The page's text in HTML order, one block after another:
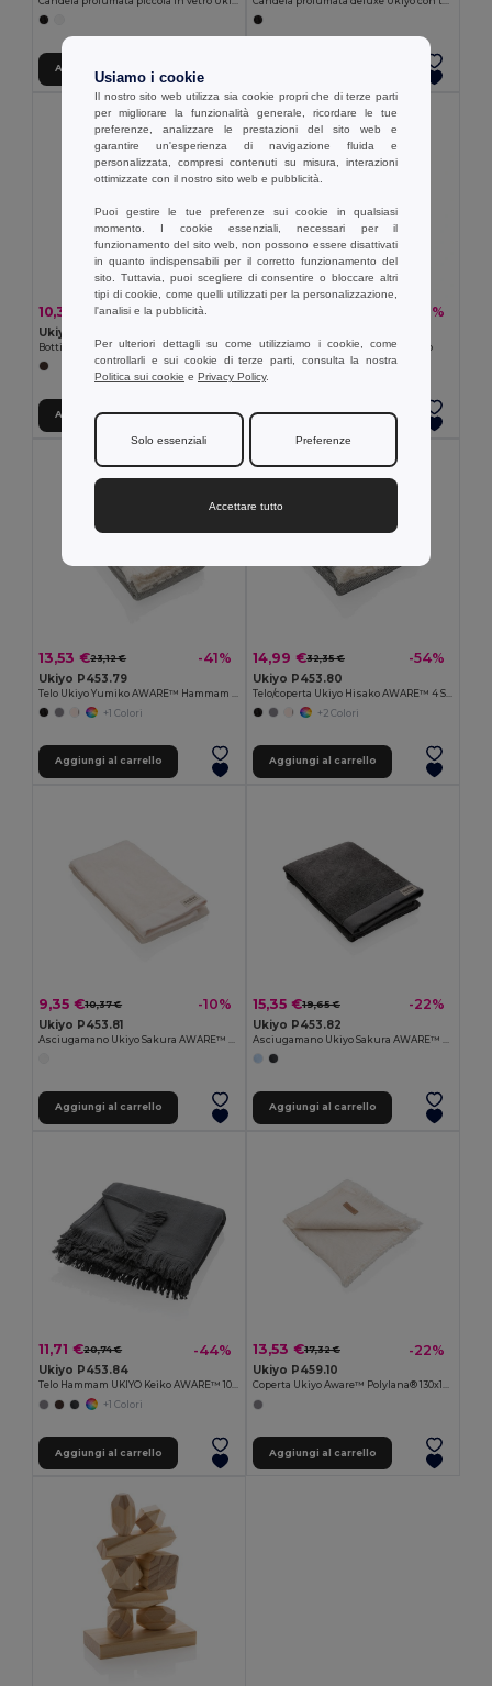
Aggiungi al carrello
10,38 € 11,51 € -10%
Ukiyo P436.72
Bottiglia di monitoraggio dell'idratazione in vetro Ukiyo
Aggiungi al carrello
-10%
Bicchiere Ukiyo in vetro borosilicato
Aggiungi al carrello
13,53 €23,12 € -41%
Ukiyo P453.79
+1 Colori
Aggiungi al carrello
14,99 €32,35 € -54%
Ukiyo P453.80
+2 Colori
Aggiungi al carrello
9,35 €10,37 € -10%
Ukiyo P453.81
Aggiungi al carrello
15,35 €19,65 € -22%
Ukiyo P453.82
Aggiungi al carrello
11,71 €20,74 € -44%
Ukiyo P453.84
Telo Hammam UKIYO Keiko AWARE™ 100x180cm
+1 Colori
Aggiungi al carrello
13,53 €17,32 € -22%
Ukiyo P459.10
Coperta Ukiyo Aware™ Polylana® 130x150cm
Aggiungi al carrello
Usiamo i cookie
Il nostro sito web utilizza sia cookie propri che di terze parti
per migliorare la funzionalità generale, ricordare le tue
preferenze, analizzare le prestazioni del sito web e
garantire un'esperienza di navigazione fluida e
personalizzata, compresi contenuti su misura, interazioni
ottimizzate con il nostro sito web e pubblicità.
Puoi gestire le tue preferenze sui cookie in qualsiasi
momento. I cookie essenziali, necessari per il
funzionamento del sito web, non possono essere disattivati
in quanto indispensabili per il corretto funzionamento del
sito. Tuttavia, puoi scegliere di consentire o bloccare altri
tipi di cookie, come quelli utilizzati per la personalizzazione,
l'analisi e la pubblicità.
Per ulteriori dettagli su come utilizziamo i cookie, come
controllarli e sui cookie di terze parti, consulta la nostra
Politica sui cookie e Privacy Policy.
Solo essenziali Preferenze
Accettare tutto